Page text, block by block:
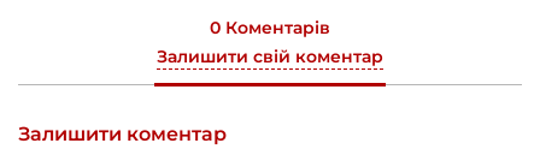
0 Коментарів
Залишити свій коментар
Залишити коментар